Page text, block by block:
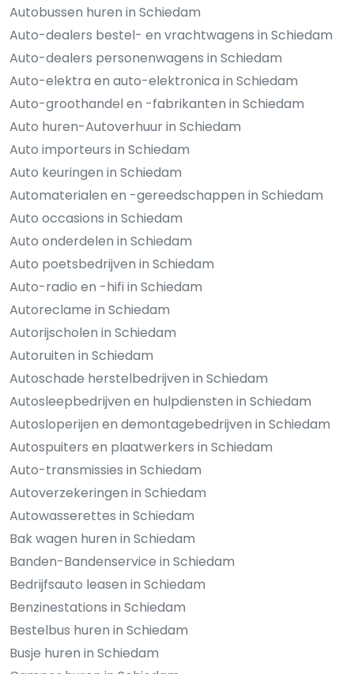
Autobussen huren in Schiedam
Auto-dealers bestel- en vrachtwagens in Schiedam
Auto-dealers personenwagens in Schiedam
Auto-elektra en auto-elektronica in Schiedam
Auto-groothandel en -fabrikanten in Schiedam
Auto huren-Autoverhuur in Schiedam
Auto importeurs in Schiedam
Auto keuringen in Schiedam
Automaterialen en -gereedschappen in Schiedam
Auto occasions in Schiedam
Auto onderdelen in Schiedam
Auto poetsbedrijven in Schiedam
Auto-radio en -hifi in Schiedam
Autoreclame in Schiedam
Autorijscholen in Schiedam
Autoruiten in Schiedam
Autoschade herstelbedrijven in Schiedam
Autosleepbedrijven en hulpdiensten in Schiedam
Autosloperijen en demontagebedrijven in Schiedam
Autospuiters en plaatwerkers in Schiedam
Auto-transmissies in Schiedam
Autoverzekeringen in Schiedam
Autowasserettes in Schiedam
Bak wagen huren in Schiedam
Banden-Bandenservice in Schiedam
Bedrijfsauto leasen in Schiedam
Benzinestations in Schiedam
Bestelbus huren in Schiedam
Busje huren in Schiedam